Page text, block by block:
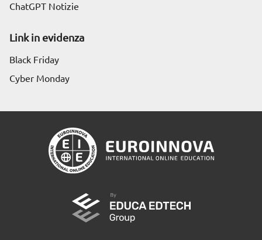
ChatGPT Notizie
Link in evidenza
Black Friday
Cyber Monday